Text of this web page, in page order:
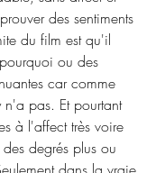
des sentiments
du film est qu'il
ou des
car comme
pas. Et pourtant
à l'affect très voire
degrés plus ou